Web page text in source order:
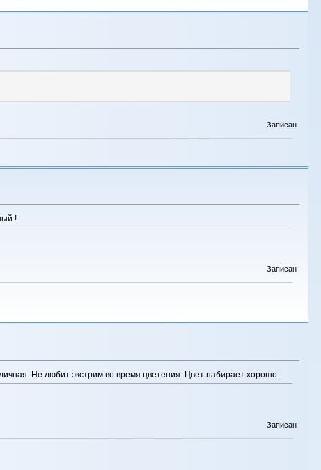
Записан
!
Записан
Не любит экстрим во время цветения. Цвет набирает хорошо.
Записан